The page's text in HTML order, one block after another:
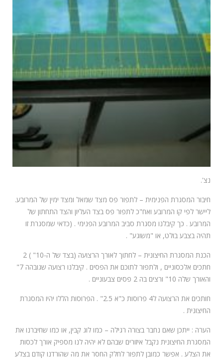
נצ'.
חיבור המסגרת הפנימית – לתפור פס מצד שמאל ומצד ימין של המרובע.
ליישר לפי קו המרובע ואח"כ לתפור פס בצד העליון והצד התחתון של
המרובע . כך קיבלנו מסגרת סביב המרובע הפנימי . (כדאי שמסגרת זו
תהיה בצבע בולט, או "משוגע" .
הכנת המסגרת החיצונית – לחתוך לאורך הרצועה (בצד של ה-10" ) 2
חתכים אלכסוניים , ולתפור לתוכם את הפסים . קיבלנו רצועה שגובהה 7"
והאורך שלה 10" ורצים בה 2 פסים צבעוניים .
חותכים את הרצועה ל4 פרוסות כ"א 2.5" . הפרוסות הללו יהיו המסגרת
החיצונית .
הערה : ייתכן שאם נחבר בצורה רגילה – כמו לוג קבין, או כמו שחיברנו את
המסגרת החיצונית נקבל איזורים שבהם לא יהיה לנו מספיק אורך לכסות
את הצלע . אפשר כמובן לתפור לחלק החסר את מה שהורדנו קודם בצלע